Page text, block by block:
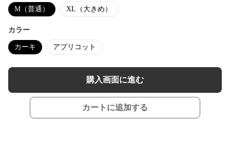
M（普通） XL（大きめ）
カラー
カーキ アプリコット
購入画面に進む
カートに追加する